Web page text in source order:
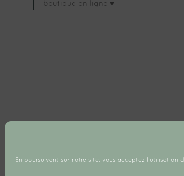
En poursuivant sur notre site, vous acceptez l'utilisation
boutique en ligne ♥